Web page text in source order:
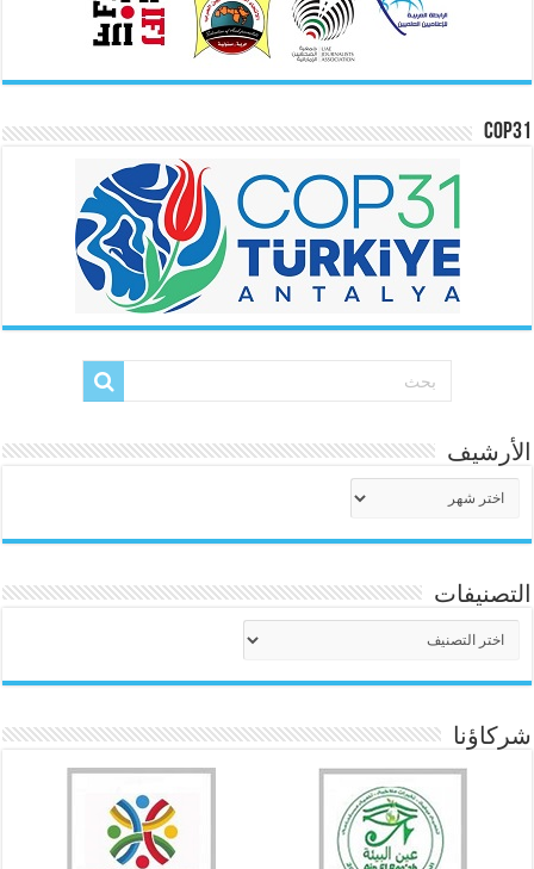
COP31
الأرشيف
التصنيفات
شركاؤنا